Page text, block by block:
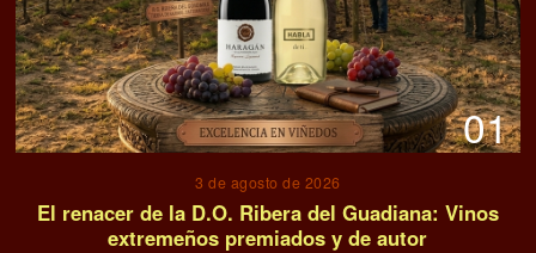
01
3 de agosto de 2026
El renacer de la D.O. Ribera del Guadiana: Vinos
extremeños premiados y de autor